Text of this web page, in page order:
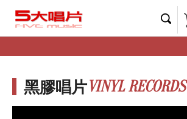
黑膠唱片VINYL RECORDS